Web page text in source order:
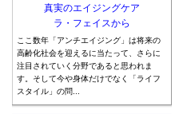
真実のエイジングケア
ラ・フェイスから
ここ数年「アンチエイジング」は将来の
高齢化社会を迎えるに当たって、さらに
注目されていく分野であると思われま
す。そして今や身体だけでなく「ライフ
スタイル」の問...